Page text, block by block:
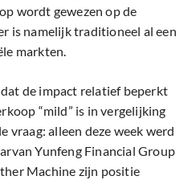
wordt gewezen op de
is namelijk traditioneel al een
markten.
de impact relatief beperkt
“mild” is in vergelijking
vraag: alleen deze week werd
Yunfeng Financial Group
Machine zijn positie